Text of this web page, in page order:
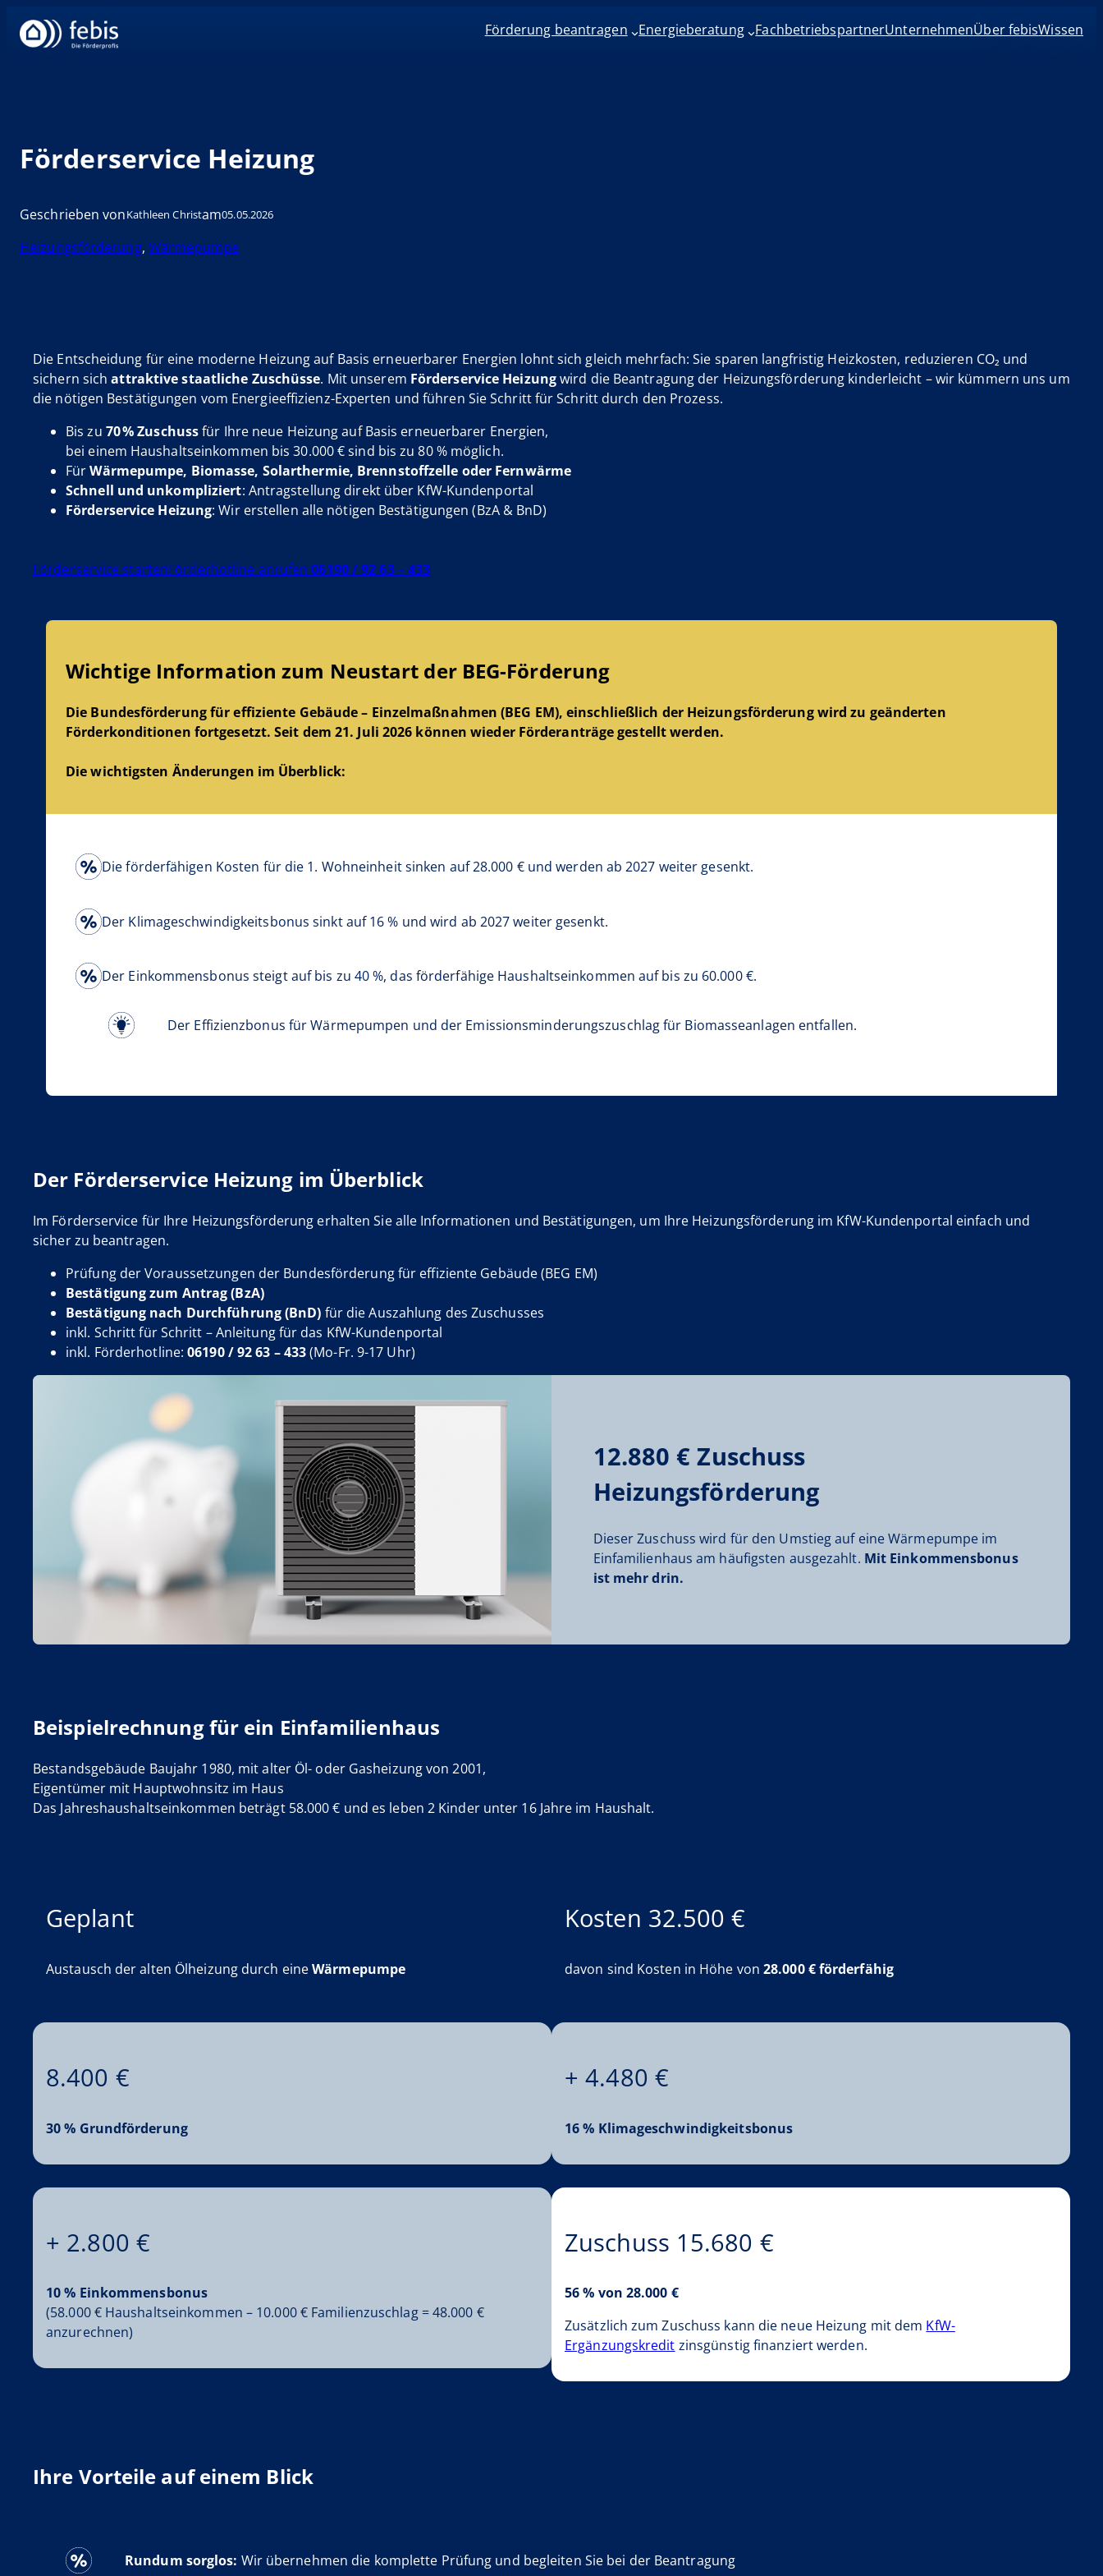
Zum
Inhalt
Förderung beantragen Energieberatung FachbetriebspartnerUnternehmenÜber febisWissen
Förderservice Heizung
Geschrieben vonKathleen Christam05.05.2026
Heizungsförderung, Wärmepumpe
Die Entscheidung für eine moderne Heizung auf Basis erneuerbarer Energien lohnt sich gleich mehrfach: Sie sparen langfristig Heizkosten, reduzieren CO₂ und
sichern sichattraktive staatliche Zuschüsse. Mit unserem Förderservice Heizungwird die Beantragung der Heizungsförderung kinderleicht – wir kümmern uns um
die nötigen Bestätigungen vom Energieeffizienz-Experten und führen Sie Schritt für Schritt durch den Prozess.
Bis zu 70 % Zuschussfür Ihre neue Heizung auf Basis erneuerbarer Energien,
bei einem Haushaltseinkommen bis 30.000 € sind bis zu 80 % möglich.
FürWärmepumpe, Biomasse, Solarthermie, Brennstoffzelle oder Fernwärme
Schnell und unkompliziert: Antragstellung direkt über KfW-Kundenportal
Förderservice Heizung: Wir erstellen alle nötigen Bestätigungen (BzA & BnD)
Förderservice startenFörderhotline anrufen06190 / 92 63 – 433
Wichtige Information zum Neustart der BEG-Förderung
Die Bundesförderung für effiziente Gebäude – Einzelmaßnahmen (BEG EM), einschließlich der Heizungsförderungwird zu geänderten
Förderkonditionen fortgesetzt. Seit dem 21. Juli 2026 können wieder Förderanträge gestellt werden.
Die wichtigsten Änderungen im Überblick:
Die förderfähigen Kosten für die 1. Wohneinheit sinken auf 28.000 € und werden ab 2027 weiter gesenkt.
Der Klimageschwindigkeitsbonus sinkt auf 16 % und wird ab 2027 weiter gesenkt.
Der Einkommensbonus steigt auf bis zu 40 %, das förderfähige Haushaltseinkommen auf bis zu 60.000 €.
Der Effizienzbonus für Wärmepumpen und der Emissionsminderungszuschlag für Biomasseanlagen entfallen.
Der Förderservice Heizung im Überblick
Im Förderservice für Ihre Heizungsförderung erhalten Sie alle Informationen und Bestätigungen, um Ihre Heizungsförderung im KfW-Kundenportal einfach und
sicher zu beantragen.
Prüfung der Voraussetzungen der Bundesförderung für effiziente Gebäude (BEG EM)
Bestätigung zum Antrag (BzA)
Bestätigung nach Durchführung (BnD) für die Auszahlung des Zuschusses
inkl. Schritt für Schritt – Anleitung für das KfW-Kundenportal
inkl. Förderhotline:06190 / 92 63 – 433(Mo-Fr. 9-17 Uhr)
12.880 € Zuschuss
Heizungsförderung
Dieser Zuschuss wird für den Umstieg auf eine Wärmepumpe im
Einfamilienhaus am häufigsten ausgezahlt. Mit Einkommensbonus
ist mehr drin.
Beispielrechnung für ein Einfamilienhaus
Bestandsgebäude Baujahr 1980, mit alter Öl- oder Gasheizung von 2001,
Eigentümer mit Hauptwohnsitz im Haus
Das Jahreshaushaltseinkommen beträgt 58.000 € und es leben 2 Kinder unter 16 Jahre im Haushalt.
Geplant
Austausch der alten Ölheizung durch eineWärmepumpe
Kosten 32.500 €
davon sind Kosten in Höhe von 28.000 € förderfähig
8.400 €
30 % Grundförderung
+ 4.480 €
16 % Klimageschwindigkeitsbonus
+ 2.800 €
10 % Einkommensbonus
(58.000 € Haushaltseinkommen – 10.000 € Familienzuschlag = 48.000 €
anzurechnen)
Zuschuss 15.680 €
56 % von 28.000 €
Zusätzlich zum Zuschuss kann die neue Heizung mit dem KfW-
Ergänzungskredit zinsgünstig finanziert werden.
Ihre Vorteile auf einem Blick
Rundum sorglos: Wir übernehmen die komplette Prüfung und begleiten Sie bei der Beantragung